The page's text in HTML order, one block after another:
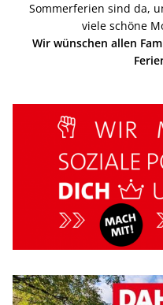
Sommerferien sind da,
viele schöne
Wir wünschen allen